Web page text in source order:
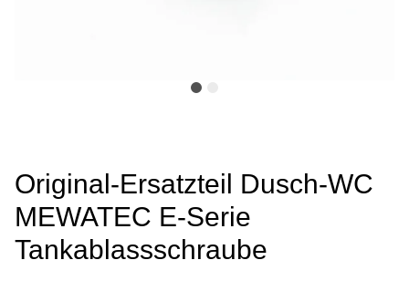
Original-Ersatzteil Dusch-WC
MEWATEC E-Serie
Tankablassschraube